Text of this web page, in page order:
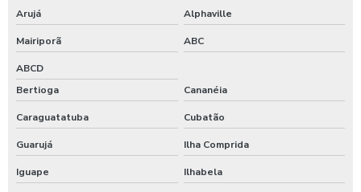
Arujá Alphaville
Mairiporã ABC
ABCD
Bertioga
Cananéia
Caraguatatuba Cubatão
Guarujá Ilha Comprida
Iguape Ilhabela